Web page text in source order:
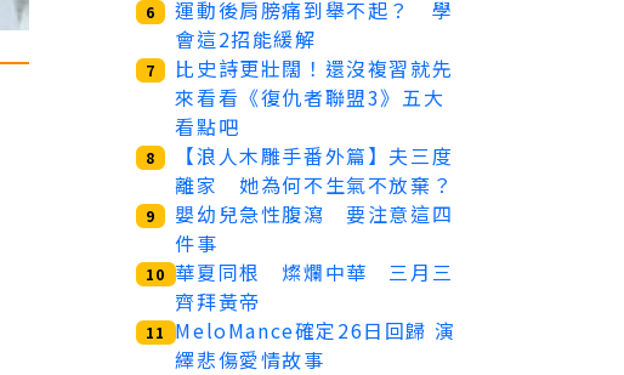
6
運動後肩膀痛到舉不起？ 學
會這2招能緩解
7
比史詩更壯闊！還沒複習就先
來看看《復仇者聯盟3》五大
看點吧
8
【浪人木雕手番外篇】夫三度
離家 她為何不生氣不放棄？
9
嬰幼兒急性腹瀉 要注意這四
件事
10 華夏同根 燦爛中華 三月三
齊拜黃帝
11
MeloMance確定26日回歸 演
繹悲傷愛情故事